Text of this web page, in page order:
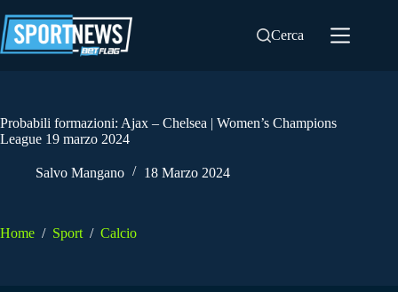
al
contenuto
Cerca
Probabili formazioni: Ajax – Chelsea | Women’s Champions
League 19 marzo 2024
Salvo Mangano 18 Marzo 2024
Home / Sport / Calcio